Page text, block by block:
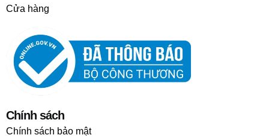
Cửa hàng
Chính sách
Chính sách bảo mật